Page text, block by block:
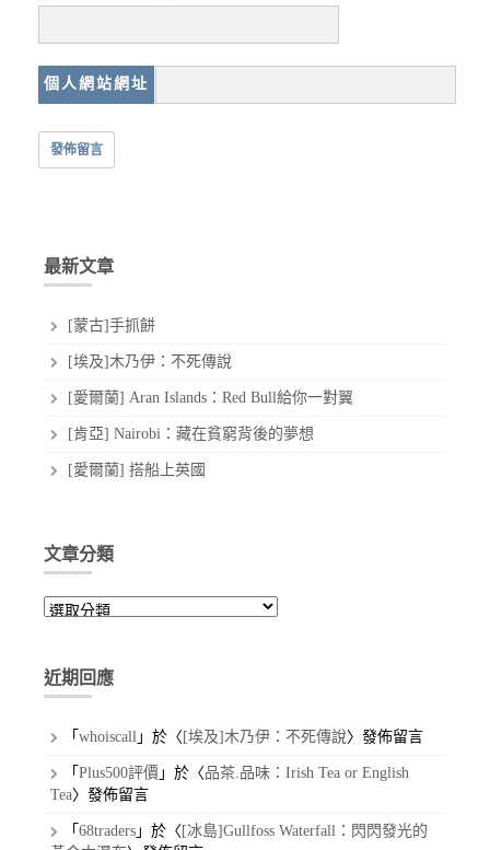
個人網站網址
最新文章
[蒙古]手抓餅
[埃及]木乃伊：不死傳說
[愛爾蘭] Aran Islands：Red Bull給你一對翼
[肯亞] Nairobi：藏在貧窮背後的夢想
[愛爾蘭] 搭船上英國
文章分類
文
類
近期回應
「 whoiscall 」於〈 [埃及]木乃伊：不死傳說〉發佈留言
「 Plus500評價 」於〈品茶.品味：Irish Tea or English
Tea〉發佈留言
「 68traders 」於〈 [冰島]Gullfoss Waterfall：閃閃發光的